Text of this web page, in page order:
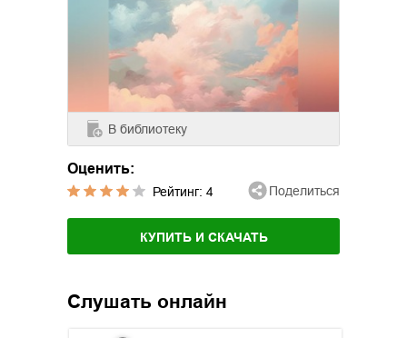
В библиотеку
Оценить:
Рейтинг: 4 Поделиться
КУПИТЬ И СКАЧАТЬ
Слушать онлайн